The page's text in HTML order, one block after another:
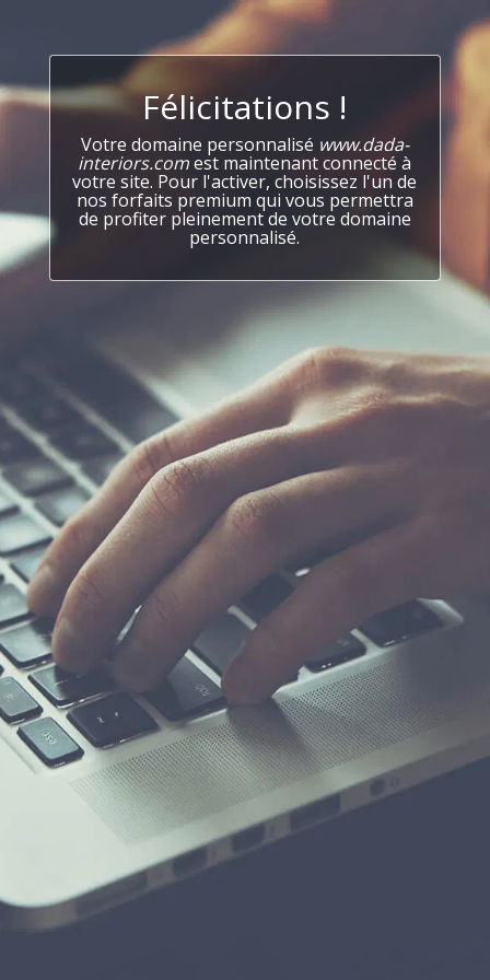
Félicitations !
Votre domaine personnalisé www.dada-
interiors.comest maintenant connecté à
votre site. Pour l'activer, choisissez l'un de
nos forfaits premium qui vous permettra
de profiter pleinement de votre domaine
personnalisé.